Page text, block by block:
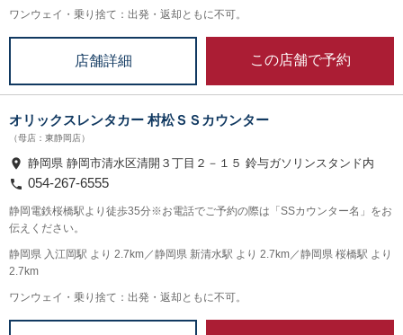
ワンウェイ・乗り捨て：出発・返却ともに不可。
店舗詳細 この店舗で予約
オリックスレンタカー 村松ＳＳカウンター
（母店：東静岡店）
静岡県 静岡市清水区清開３丁目２－１５ 鈴与ガソリンスタンド内
054-267-6555
静岡電鉄桜橋駅より徒歩35分※お電話でご予約の際は「SSカウンター名」をお
伝えください。
静岡県 入江岡駅 より 2.7km／静岡県 新清水駅 より 2.7km／静岡県 桜橋駅 より
2.7km
ワンウェイ・乗り捨て：出発・返却ともに不可。